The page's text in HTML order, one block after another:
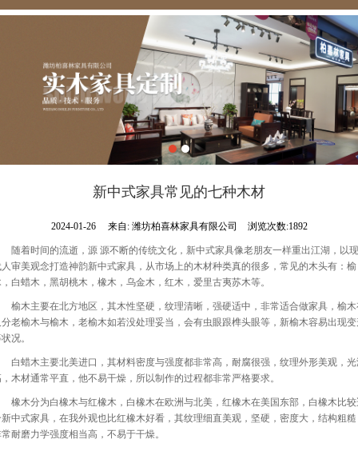
新中式家具常见的七种木材
2024-01-26 来自: 潍坊柏喜林家具有限公司 浏览次数:1892
随着时间的流逝，源 源不断的传统文化，新中式家具像老朋友一样重出江湖，以现
审美观念打造神韵新中式家具，从市场上的木材种类真的很多，常见的木头有：榆
白蜡木，黑胡桃木，橡木，乌金木，红木，爱里古夷苏木等。
榆木主要在北方地区，其木性坚硬，纹理清晰，强硬适中，非常适合做家具，榆木
老榆木与榆木，老榆木如若没处理妥当，会有虫眼跟榫头眼等，新榆木容易出现变
况。
白蜡木主要北美进口，其材料密度与强度都非常高，耐腐很强，纹理外形美观，光
木材通常平直，他不易干燥，所以制作的过程都非常严格要求。
橡木分为白橡木与红橡木，白橡木在欧洲与北美，红橡木在美国东部，白橡木比较
中式家具，在我外观也比红橡木好看，其纹理细直美观，坚硬，密度大，结构粗糙
耐磨力学强度相当高，不易于干燥。